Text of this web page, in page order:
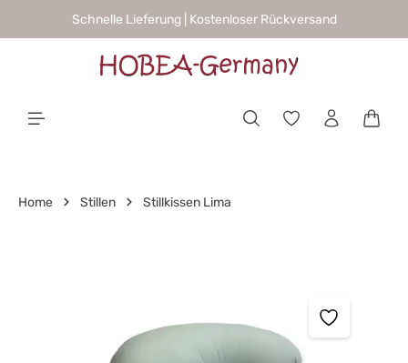
springenSchnelle Lieferung | Kostenloser Rückversand
Home Stillen Stillkissen Lima